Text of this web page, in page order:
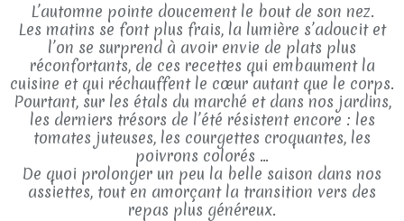
L’automne pointe doucement le bout de son nez.
Les matins se font plus frais, la lumière s’adoucit et
l’on se surprend à avoir envie de plats plus
réconfortants, de ces recettes qui embaument la
cuisine et qui réchauffent le cœur autant que le corps.
Pourtant, sur les étals du marché et dans nos jardins,
les derniers trésors de l’été résistent encore : les
tomates juteuses, les courgettes croquantes, les
poivrons colorés …
De quoi prolonger un peu la belle saison dans nos
assiettes, tout en amorçant la transition vers des
repas plus généreux.